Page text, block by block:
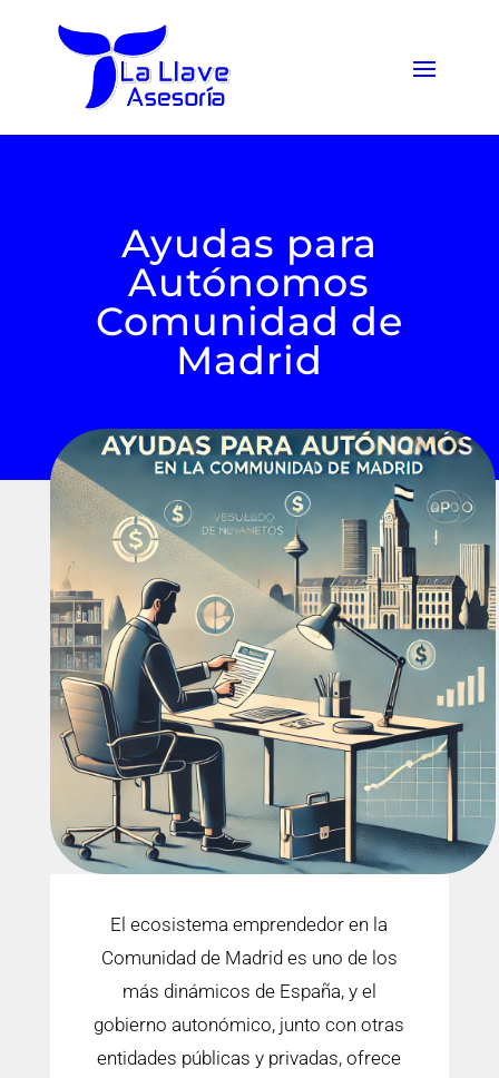
Ayudas para
Autónomos
Comunidad de
Madrid
El ecosistema emprendedor en la
Comunidad de Madrid es uno de los
más dinámicos de España, y el
gobierno autonómico, junto con otras
entidades públicas y privadas, ofrece